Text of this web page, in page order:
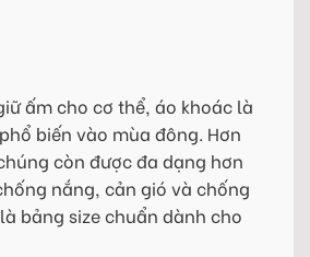
ấm cho cơ thể, áo khoác là
biến vào mùa đông. Hơn
còn được đa dạng hơn
nắng, cản gió và chống
bảng size chuẩn dành cho